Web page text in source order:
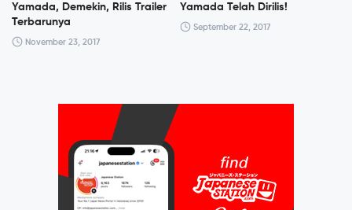
Yamada, Demekin, Rilis Trailer
Terbarunya
November 23, 2017
Yamada Telah Dirilis!
September 22, 2017